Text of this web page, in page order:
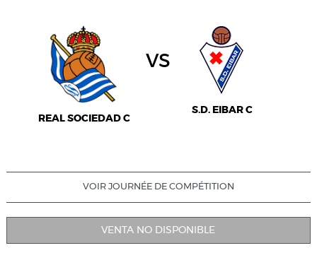
REAL SOCIEDAD C
vs
S.D. EIBAR C
VOIR JOURNÉE DE COMPÉTITION
VENTA NO DISPONIBLE